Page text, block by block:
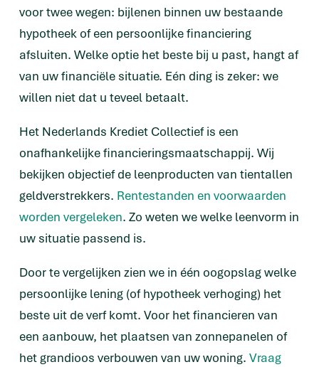
voor twee wegen: bijlenen binnen uw bestaande
hypotheek of een persoonlijke financiering
afsluiten. Welke optie het beste bij u past, hangt af
van uw financiële situatie. Eén ding is zeker: we
willen niet dat u teveel betaalt.
Het Nederlands Krediet Collectief is een
onafhankelijke financieringsmaatschappij. Wij
bekijken objectief de leenproducten van tientallen
geldverstrekkers. Rentestanden en voorwaarden
worden vergeleken. Zo weten we welke leenvorm in
uw situatie passend is.
Door te vergelijken zien we in één oogopslag welke
persoonlijke lening (of hypotheek verhoging) het
beste uit de verf komt. Voor het financieren van
een aanbouw, het plaatsen van zonnepanelen of
het grandioos verbouwen van uw woning. Vraag